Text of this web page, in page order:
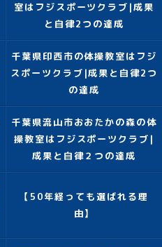
室はフジスポーツクラブ|成果
と自律2つの達成
千葉県印西市の体操教室はフジ
スポーツクラブ|成果と自律2つ
の達成
千葉県流山市おおたかの森の体
操教室はフジスポーツクラブ|
成果と自律２つの達成
【50年経っても選ばれる理
由】